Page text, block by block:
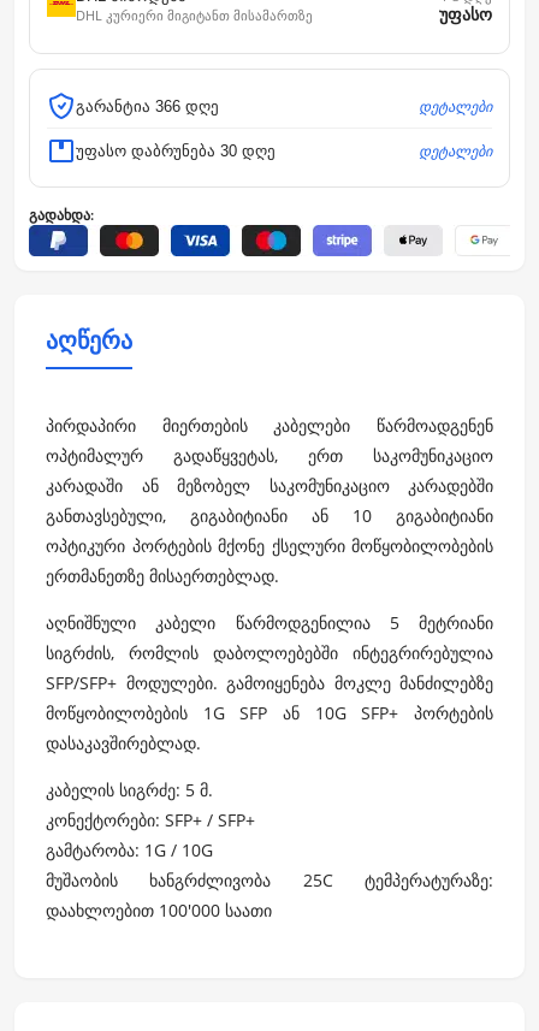
DHL კურიერი მიგიტანთ მისამართზე
უფასო
გარანტია 366 დღე დეტალები
უფასო დაბრუნება 30 დღე დეტალები
გადახდა:
აღწერა
პირდაპირი მიერთების კაბელები წარმოადგენენ
ოპტიმალურ გადაწყვეტას, ერთ საკომუნიკაციო
კარადაში ან მეზობელ საკომუნიკაციო კარადებში
განთავსებული, გიგაბიტიანი ან 10 გიგაბიტიანი
ოპტიკური პორტების მქონე ქსელური მოწყობილობების
ერთმანეთზე მისაერთებლად.
აღნიშნული კაბელი წარმოდგენილია 5 მეტრიანი
სიგრძის, რომლის დაბოლოებებში ინტეგრირებულია
SFP/SFP+ მოდულები. გამოიყენება მოკლე მანძილებზე
მოწყობილობების 1G SFP ან 10G SFP+ პორტების
დასაკავშირებლად.
კაბელის სიგრძე: 5 მ.
კონექტორები: SFP+ / SFP+
გამტარობა: 1G / 10G
მუშაობის ხანგრძლივობა 25C ტემპერატურაზე:
დაახლოებით 100'000 საათი